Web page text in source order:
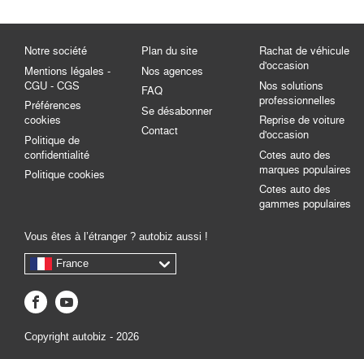
Notre société
Mentions légales -
CGU - CGS
Préférences
cookies
Politique de
confidentialité
Politique cookies
Plan du site
Nos agences
FAQ
Se désabonner
Contact
Rachat de véhicule
d'occasion
Nos solutions
professionnelles
Reprise de voiture
d'occasion
Cotes auto des
marques populaires
Cotes auto des
gammes populaires
Vous êtes à l’étranger ? autobiz aussi !
France
Copyright autobiz - 2026